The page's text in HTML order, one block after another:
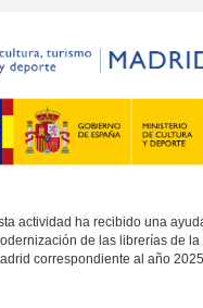
actividad ha recibido una
de las librerías de
correspondiente al año 2025